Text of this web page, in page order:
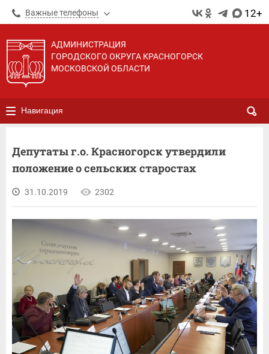
Важные телефоны 12+
АДМИНИСТРАЦИЯ
ГОРОДСКОГО ОКРУГА КРАСНОГОРСК
МОСКОВСКОЙ ОБЛАСТИ
Навигация
Депутаты г.о. Красногорск утвердили
положение о сельских старостах
31.10.2019 2302